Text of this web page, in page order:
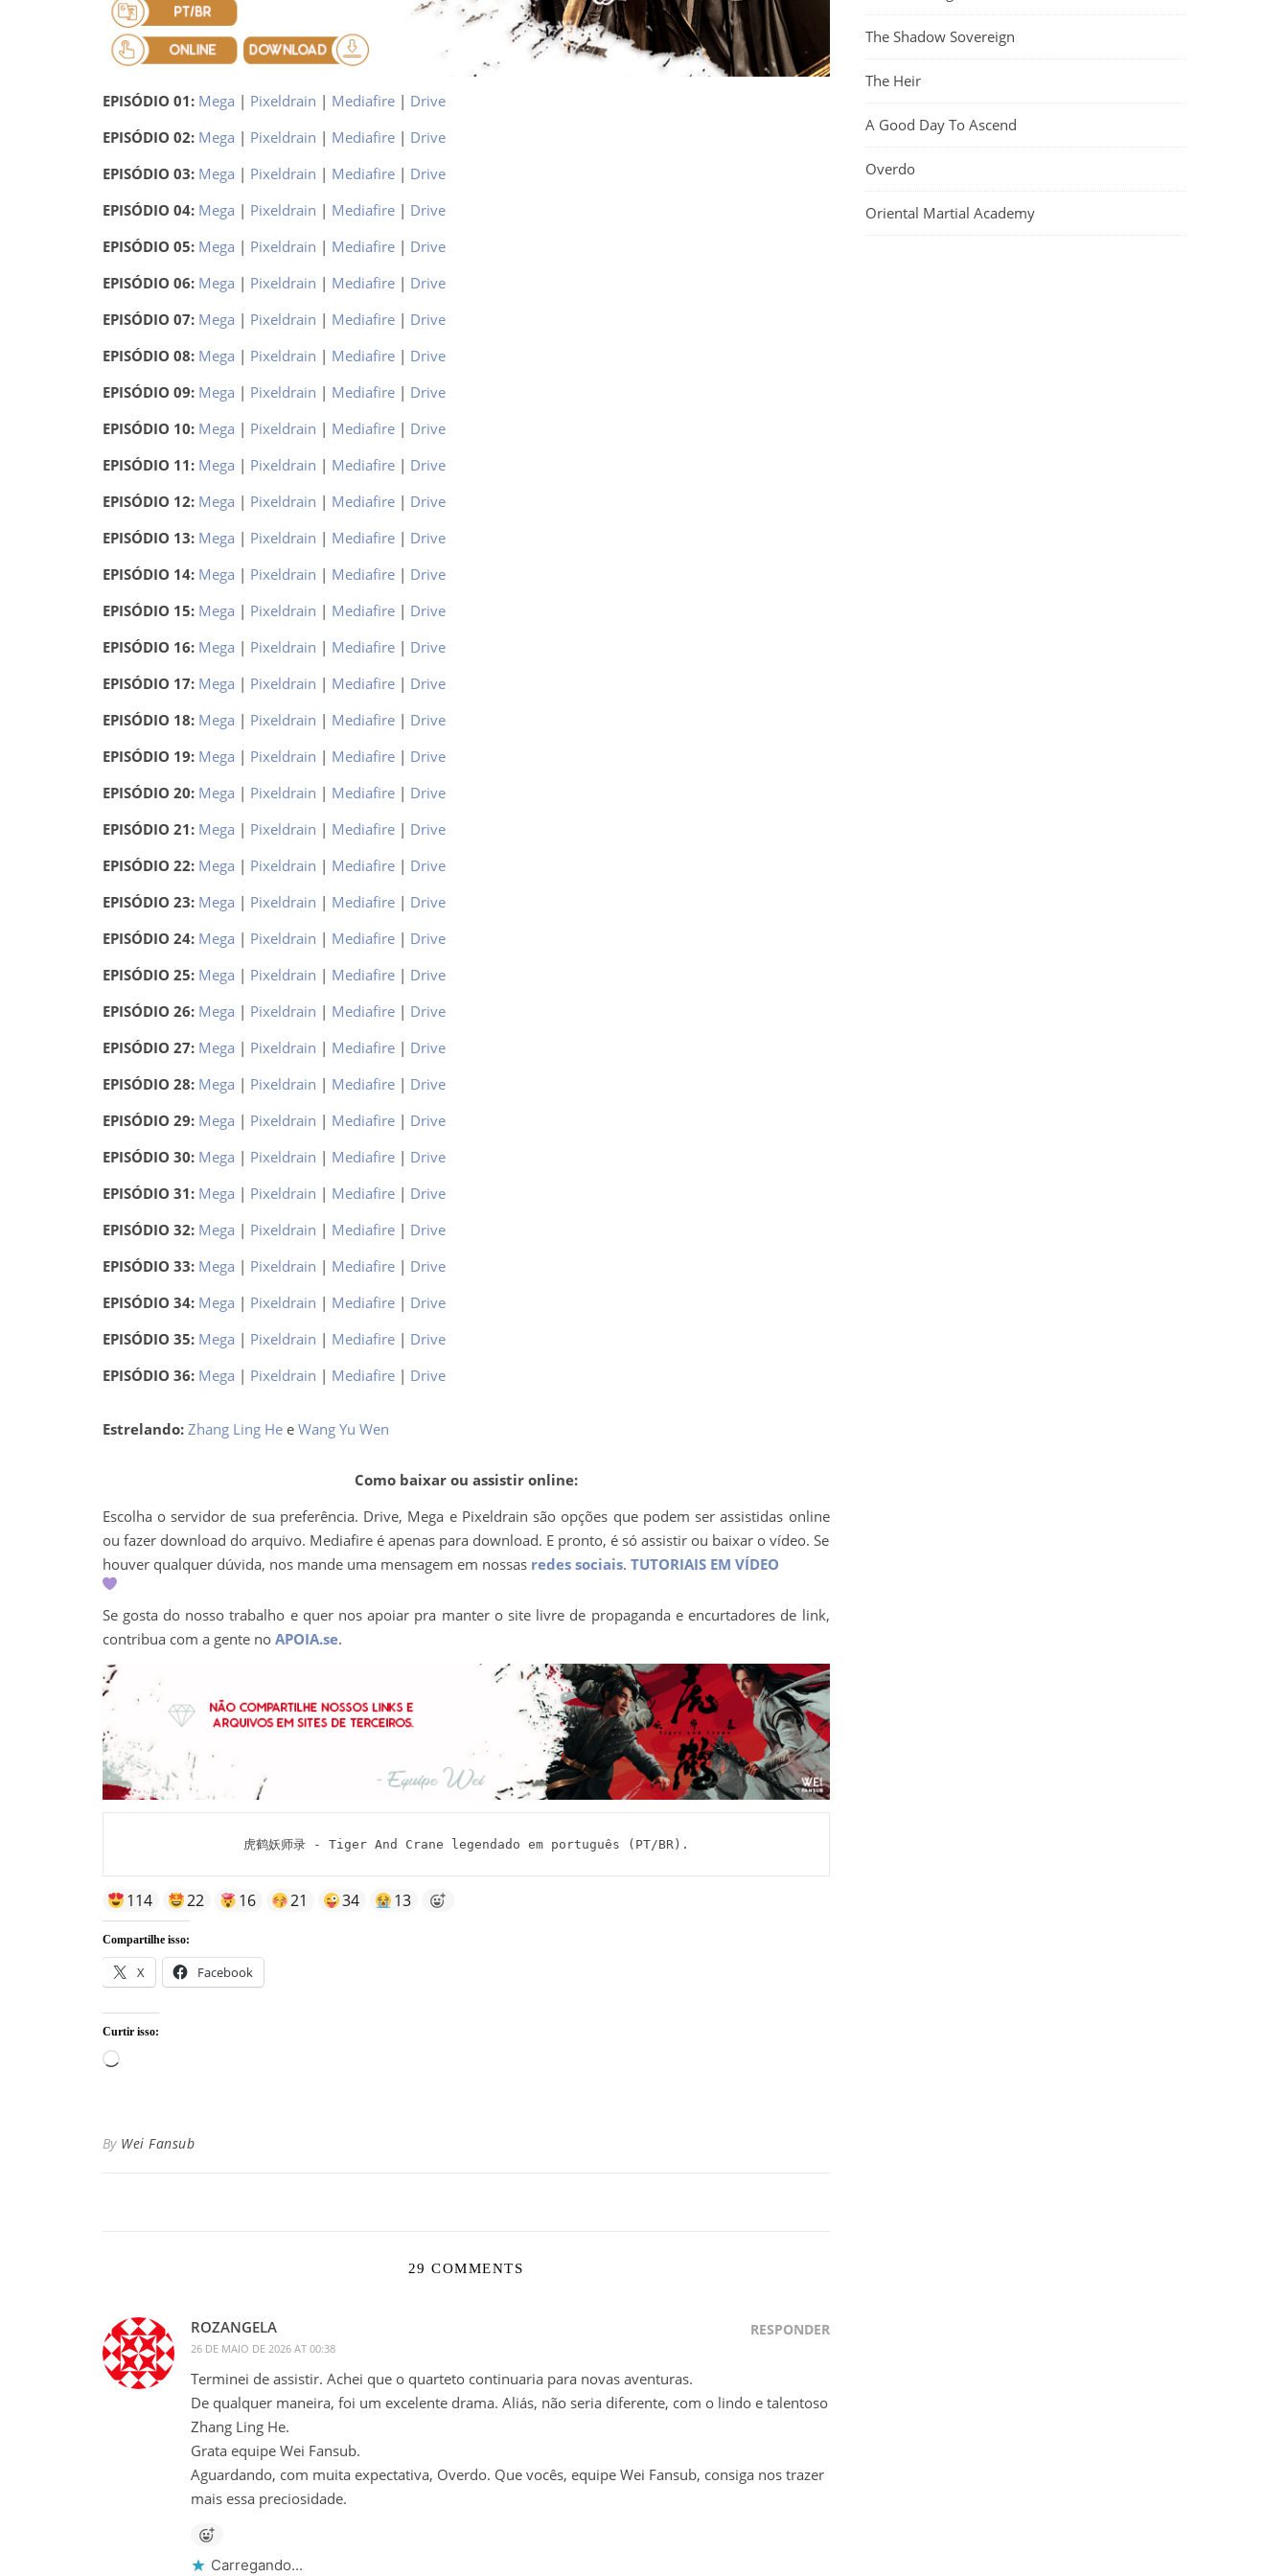
EPISÓDIO 01: Mega | Pixeldrain | Mediafire| Drive
EPISÓDIO 02: Mega | Pixeldrain | Mediafire| Drive
EPISÓDIO 03: Mega | Pixeldrain | Mediafire| Drive
EPISÓDIO 04: Mega | Pixeldrain | Mediafire| Drive
EPISÓDIO 05: Mega | Pixeldrain | Mediafire| Drive
EPISÓDIO 06: Mega | Pixeldrain | Mediafire| Drive
EPISÓDIO 07: Mega | Pixeldrain | Mediafire| Drive
EPISÓDIO 08: Mega | Pixeldrain | Mediafire| Drive
EPISÓDIO 09: Mega | Pixeldrain | Mediafire| Drive
EPISÓDIO 10: Mega | Pixeldrain | Mediafire| Drive
EPISÓDIO 11: Mega | Pixeldrain | Mediafire| Drive
EPISÓDIO 12: Mega | Pixeldrain | Mediafire| Drive
EPISÓDIO 13: Mega | Pixeldrain | Mediafire| Drive
EPISÓDIO 14: Mega | Pixeldrain | Mediafire| Drive
EPISÓDIO 15: Mega | Pixeldrain | Mediafire| Drive
EPISÓDIO 16: Mega | Pixeldrain | Mediafire| Drive
EPISÓDIO 17: Mega | Pixeldrain | Mediafire| Drive
EPISÓDIO 18: Mega | Pixeldrain | Mediafire| Drive
EPISÓDIO 19: Mega | Pixeldrain | Mediafire| Drive
EPISÓDIO 20: Mega | Pixeldrain | Mediafire| Drive
EPISÓDIO 21: Mega | Pixeldrain | Mediafire| Drive
EPISÓDIO 22: Mega | Pixeldrain | Mediafire| Drive
EPISÓDIO 23: Mega | Pixeldrain | Mediafire| Drive
EPISÓDIO 24: Mega | Pixeldrain | Mediafire| Drive
EPISÓDIO 25: Mega | Pixeldrain | Mediafire| Drive
EPISÓDIO 26: Mega | Pixeldrain | Mediafire| Drive
EPISÓDIO 27: Mega | Pixeldrain | Mediafire| Drive
EPISÓDIO 28: Mega | Pixeldrain | Mediafire| Drive
EPISÓDIO 29: Mega | Pixeldrain | Mediafire| Drive
EPISÓDIO 30: Mega | Pixeldrain | Mediafire| Drive
EPISÓDIO 31: Mega | Pixeldrain | Mediafire| Drive
EPISÓDIO 32: Mega | Pixeldrain | Mediafire| Drive
EPISÓDIO 33: Mega | Pixeldrain | Mediafire| Drive
EPISÓDIO 34: Mega | Pixeldrain | Mediafire| Drive
EPISÓDIO 35: Mega | Pixeldrain | Mediafire| Drive
EPISÓDIO 36: Mega | Pixeldrain | Mediafire| Drive
Estrelando: Zhang Ling Hee Wang Yu Wen
Como baixar ou assistir online:
Escolha o servidor de sua preferência. Drive, Mega e Pixeldrain são opções que podem ser assistidas online
ou fazer download do arquivo. Mediafire é apenas para download. E pronto, é só assistir ou baixar o vídeo. Se
houver qualquer dúvida, nos mande uma mensagem em nossas redes sociais. TUTORIAIS EM VÍDEO
Se gosta do nosso trabalho e quer nos apoiar pra manter o site livre de propaganda e encurtadores de link,
contribua com a gente no APOIA.se.
虎鹤妖师录 - Tiger And Crane legendado em português (PT/BR).
114 22 16 21 34 13
Compartilhe isso:
X Facebook
Curtir isso:
Carregando...
By Wei Fansub
29 COMMENTS
ROZANGELA
26 DE MAIO DE 2026 AT 00:38
RESPONDER
Terminei de assistir. Achei que o quarteto continuaria para novas aventuras.
De qualquer maneira, foi um excelente drama. Aliás, não seria diferente, com o lindo e talentoso
Zhang Ling He.
Grata equipe Wei Fansub.
Aguardando, com muita expectativa, Overdo. Que vocês, equipe Wei Fansub, consiga nos trazer
mais essa preciosidade.
Carregando...
The Shadow Sovereign
The Heir
A Good Day To Ascend
Overdo
Oriental Martial Academy